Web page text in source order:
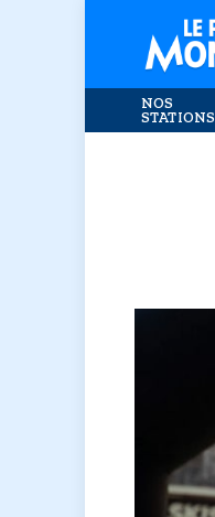
NOS
STATIONS